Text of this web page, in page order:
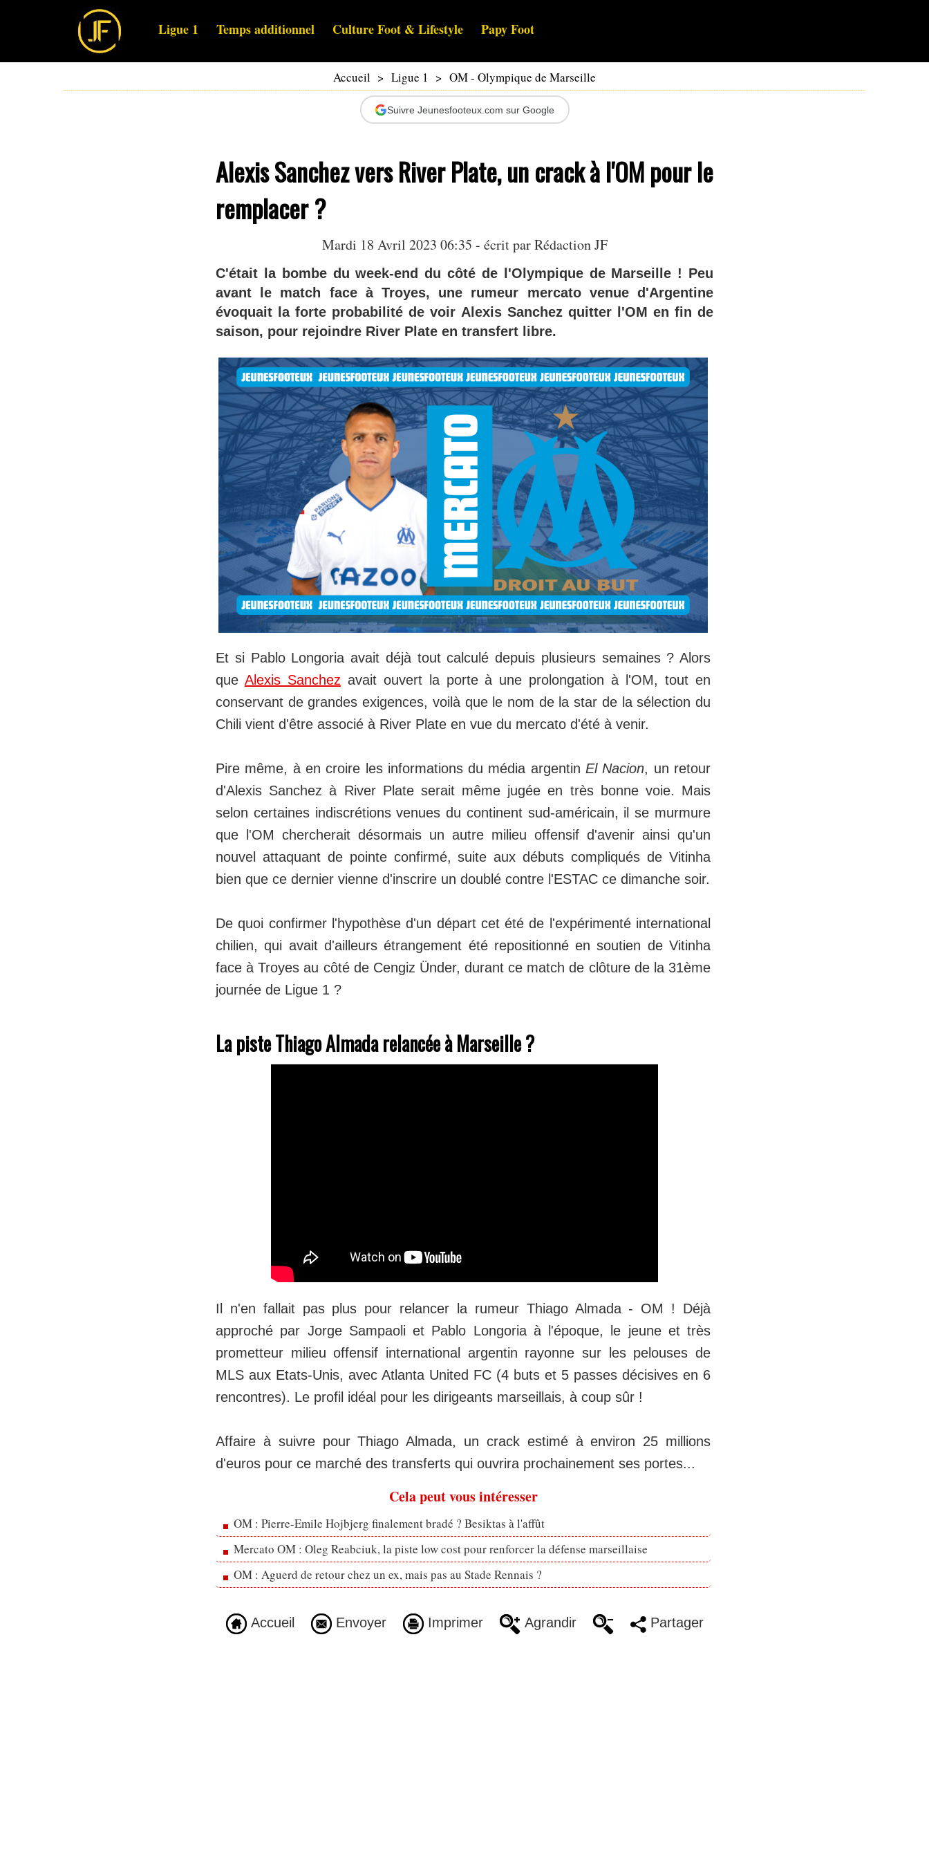
Ligue 1 Temps additionnel Culture Foot & Lifestyle Papy Foot
Accueil > Ligue 1 > OM - Olympique de Marseille
Suivre Jeunesfooteux.com sur Google
Alexis Sanchez vers River Plate, un crack à l'OM pour le
remplacer ?
Mardi 18 Avril 2023 06:35 - écrit par Rédaction JF
C'était la bombe du week-end du côté de l'Olympique de Marseille ! Peu
avant le match face à Troyes, une rumeur mercato venue d'Argentine
évoquait la forte probabilité de voir Alexis Sanchez quitter l'OM en fin de
saison, pour rejoindre River Plate en transfert libre.
Et si Pablo Longoria avait déjà tout calculé depuis plusieurs semaines ? Alors
que Alexis Sanchez avait ouvert la porte à une prolongation à l'OM, tout en
conservant de grandes exigences, voilà que le nom de la star de la sélection du
Chili vient d'être associé à River Plate en vue du mercato d'été à venir.
Pire même, à en croire les informations du média argentin El Nacion, un retour
d'Alexis Sanchez à River Plate serait même jugée en très bonne voie. Mais
selon certaines indiscrétions venues du continent sud-américain, il se murmure
que l'OM chercherait désormais un autre milieu offensif d'avenir ainsi qu'un
nouvel attaquant de pointe confirmé, suite aux débuts compliqués de Vitinha
bien que ce dernier vienne d'inscrire un doublé contre l'ESTAC ce dimanche soir.
De quoi confirmer l'hypothèse d'un départ cet été de l'expérimenté international
chilien, qui avait d'ailleurs étrangement été repositionné en soutien de Vitinha
face à Troyes au côté de Cengiz Ünder, durant ce match de clôture de la 31ème
journée de Ligue 1 ?
La piste Thiago Almada relancée à Marseille ?
Il n'en fallait pas plus pour relancer la rumeur Thiago Almada - OM ! Déjà
approché par Jorge Sampaoli et Pablo Longoria à l'époque, le jeune et très
prometteur milieu offensif international argentin rayonne sur les pelouses de
MLS aux Etats-Unis, avec Atlanta United FC (4 buts et 5 passes décisives en 6
rencontres). Le profil idéal pour les dirigeants marseillais, à coup sûr !
Affaire à suivre pour Thiago Almada, un crack estimé à environ 25 millions
d'euros pour ce marché des transferts qui ouvrira prochainement ses portes...
Cela peut vous intéresser
OM : Pierre-Emile Hojbjerg finalement bradé ? Besiktas à l'affût
Mercato OM : Oleg Reabciuk, la piste low cost pour renforcer la défense marseillaise
OM : Aguerd de retour chez un ex, mais pas au Stade Rennais ?
Accueil Envoyer Imprimer Agrandir Partager